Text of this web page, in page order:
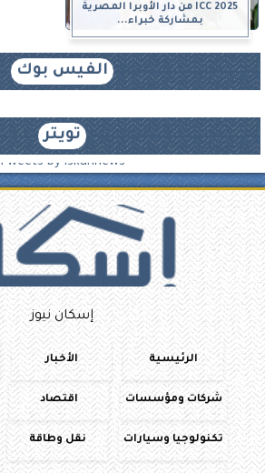
ICC 2025 من دار الأوبرا المصرية
بمشاركة خبراء...
الفيس بوك
تويتر
Tweets by iskannews
إسكان نيوز
الرئيسية الأخبار
شركات ومؤسسات اقتصاد
تكنولوجيا وسيارات نقل وطاقة